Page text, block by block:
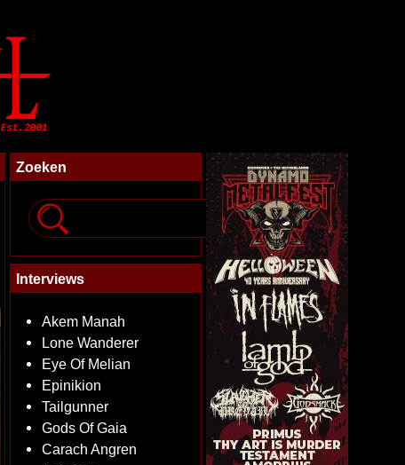
Zoeken
Interviews
Akem Manah
Lone Wanderer
Eye Of Melian
Epinikion
Tailgunner
Gods Of Gaia
Carach Angren